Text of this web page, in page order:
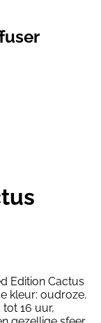
Edition Cactus
kleur: oudroze.
16 uur,